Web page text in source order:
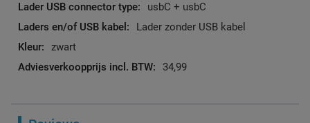
usbC + usbC
Lader zonder USB kabel
zwart
34,99